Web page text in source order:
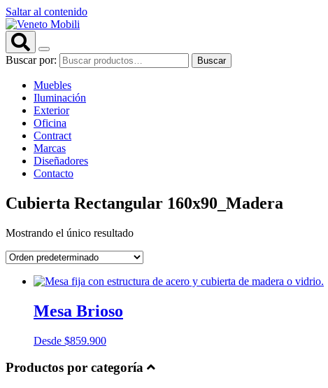
Saltar al contenido
Buscar por: Buscar
Muebles
Iluminación
Exterior
Oficina
Contract
Marcas
Diseñadores
Contacto
Cubierta Rectangular 160x90_Madera
Mostrando el único resultado
Mesa Brioso
Desde $859.900
Productos por categoría